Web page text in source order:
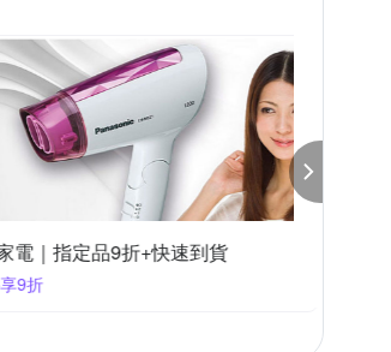
｜指定品9折+快速到貨
折